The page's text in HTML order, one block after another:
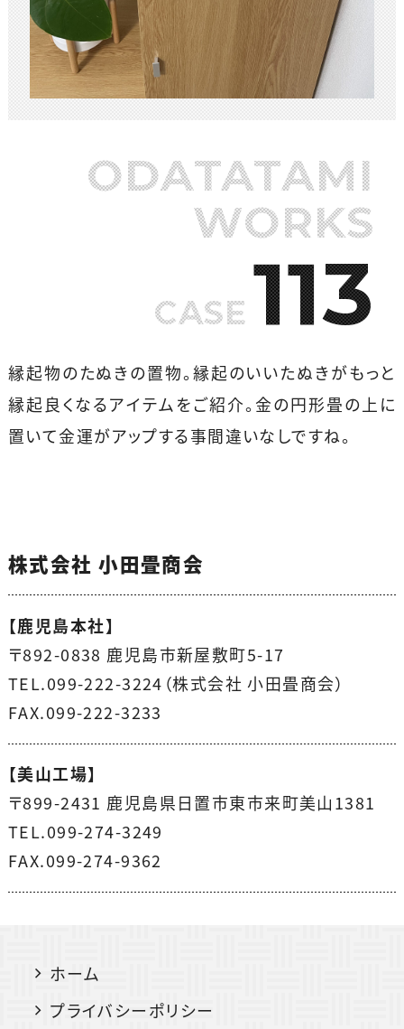
ODATATAMI
WORKS
CASE 113
縁起物のたぬきの置物。縁起のいいたぬきがもっと
縁起良くなるアイテムをご紹介。金の円形畳の上に
置いて金運がアップする事間違いなしですね。
株式会社 小田畳商会
【鹿児島本社】
〒892-0838 鹿児島市新屋敷町5-17
TEL.099-222-3224（株式会社 小田畳商会）
FAX.099-222-3233
【美山工場】
〒899-2431 鹿児島県日置市東市来町美山1381
TEL.099-274-3249
FAX.099-274-9362
ホーム
プライバシーポリシー